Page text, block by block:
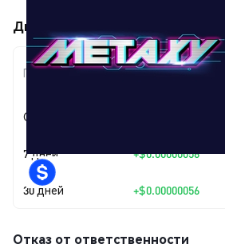
Движения цены Metaxy (MXY)
Период
Изменение
Сегодня
7 дней +$0.00000056
30 дней +$0.00000056
Отказ от ответственности